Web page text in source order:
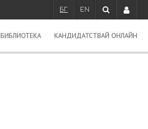
БГ EN
БИБЛИОТЕКА КАНДИДАТСТВАЙ ОНЛАЙН